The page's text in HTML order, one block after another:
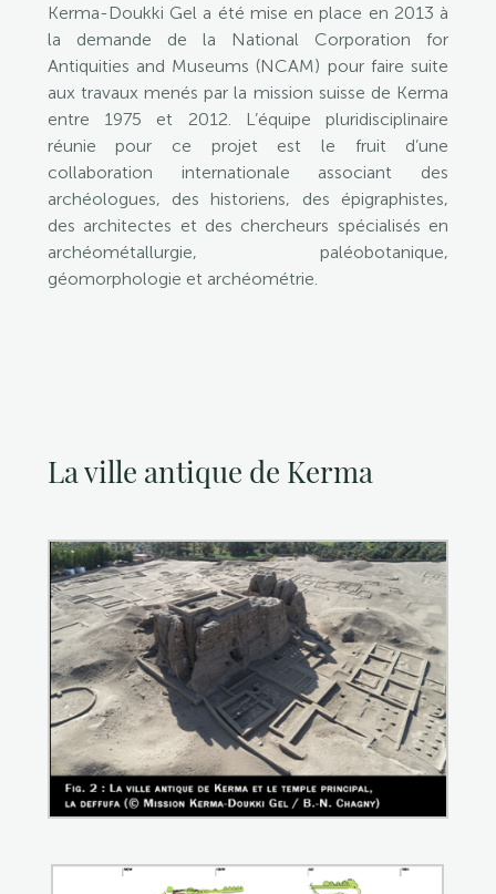
Kerma-Doukki Gel a été mise en place en 2013 à
la demande de la National Corporation for
Antiquities and Museums (NCAM) pour faire suite
aux travaux menés par la mission suisse de Kerma
entre 1975 et 2012. L’équipe pluridisciplinaire
réunie pour ce projet est le fruit d’une
collaboration internationale associant des
archéologues, des historiens, des épigraphistes,
des architectes et des chercheurs spécialisés en
archéométallurgie, paléobotanique,
géomorphologie et archéométrie.
La ville antique de Kerma